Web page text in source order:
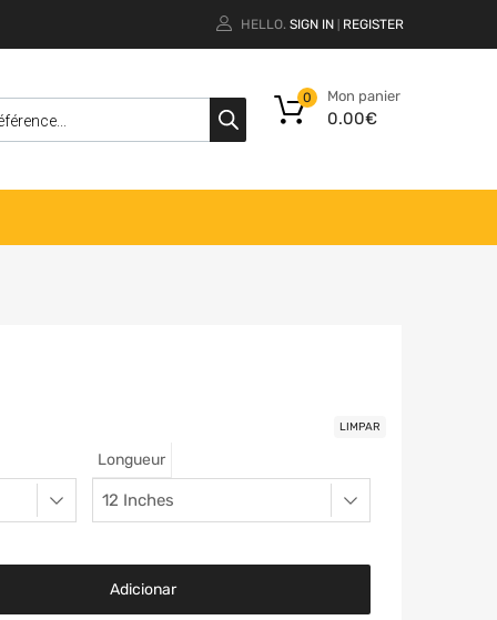
HELLO. SIGN IN REGISTER
Mon panier
0.00€
0
Longueur
LIMPAR
Adicionar